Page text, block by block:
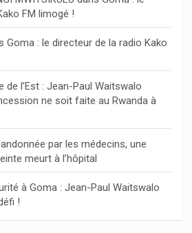
FM limogé !
Goma : le directeur de la radio Kako
de l’Est : Jean-Paul Waitswalo
ne soit faite au Rwanda à
par les médecins, une
meurt à l’hôpital
à Goma : Jean-Paul Waitswalo
!